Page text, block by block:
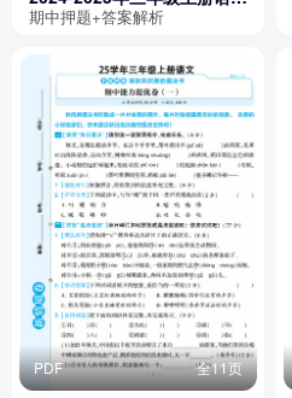
期中押题冲刺卷5套（含答
案）
期中押题+答案解析
PDF 全11页